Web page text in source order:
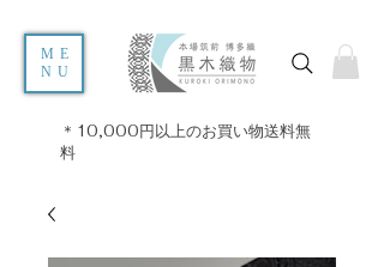
ME
NU
＊10,000円以上のお買い物送料無
料